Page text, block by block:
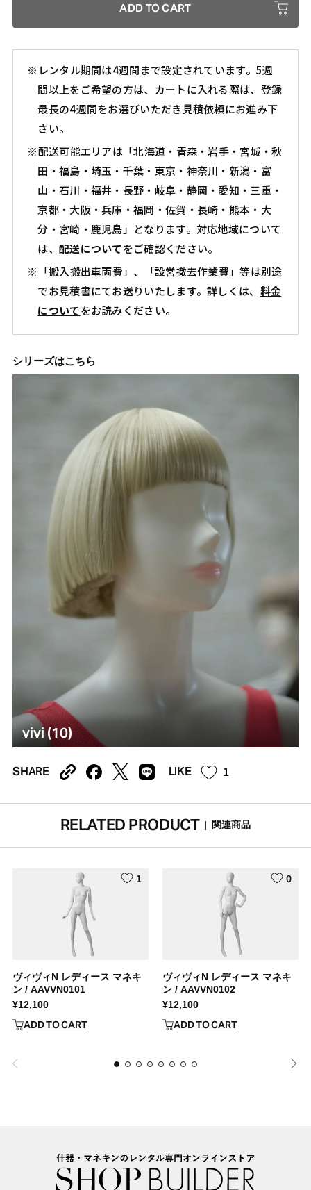
レ
デ
ィ
ー
マ
ネ
キ
ン
/
AAVVN0108
個
ADD TO CART
カートに入れる
※レンタル期間は4週間まで設定されています。5週
間以上をご希望の方は、カートに入れる際は、登録
最長の4週間をお選びいただき見積依頼にお進み下
さい。
※配送可能エリアは「北海道・青森・岩手・宮城・秋
田・福島・埼玉・千葉・東京・神奈川・新潟・富
⼭・石川・福井・⻑野・岐阜・静岡・愛知・三重・
京都・大阪・兵庫・福岡・佐賀・長崎・熊本・大
分・宮崎・鹿児島」となります。対応地域について
は、 配送についてをご確認ください。
※「搬入搬出車両費」、「設営撤去作業費」等は別途
でお見積書にてお送りいたします。詳しくは、 料金
についてをお読みください。
シリーズはこちら
vivi (10)
SHARE LIKE 1
RELATED PRODUCT | 関連商品
ヴィヴィN レディース マネキ
ン / AAVVN0101
¥12,100
ADD TO CART
1
ヴィヴィN レディース マネキ
ン / AAVVN0102
¥12,100
ADD TO CART
0